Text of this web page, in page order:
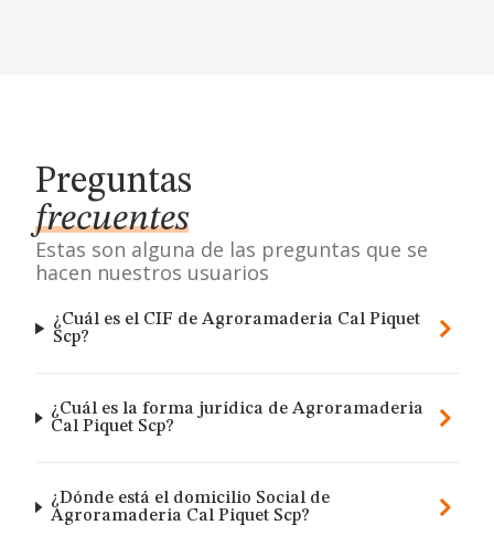
Preguntas
frecuentes
Estas son alguna de las preguntas que se
hacen nuestros usuarios
¿Cuál es el CIF de Agroramaderia Cal Piquet
Scp?
¿Cuál es la forma jurídica de Agroramaderia
Cal Piquet Scp?
¿Dónde está el domicilio Social de
Agroramaderia Cal Piquet Scp?